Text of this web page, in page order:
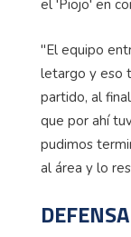
el 'Piojo' en
"El equipo
letargo y eso
partido, al
que por ahí
pudimos
al área y lo